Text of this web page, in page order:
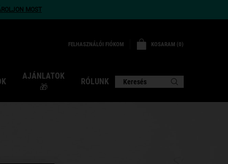
MOST
FELHASZNÁLÓI FIÓKOM KOSARAM 0
0 TERMÉK
AJÁNLATOK
🎁
RÓLUNK Keresés